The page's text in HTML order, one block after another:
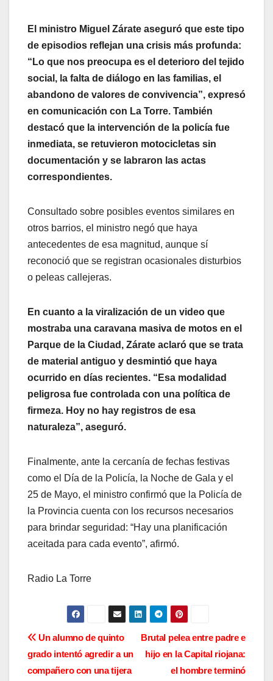
El ministro Miguel Zárate aseguró que este tipo
de episodios reflejan una crisis más profunda:
“Lo que nos preocupa es el deterioro del tejido
social, la falta de diálogo en las familias, el
abandono de valores de convivencia”, expresó
en comunicación con La Torre. También
destacó que la intervención de la policía fue
inmediata, se retuvieron motocicletas sin
documentación y se labraron las actas
correspondientes.
Consultado sobre posibles eventos similares en
otros barrios, el ministro negó que haya
antecedentes de esa magnitud, aunque sí
reconoció que se registran ocasionales disturbios
o peleas callejeras.
En cuanto a la viralización de un video que
mostraba una caravana masiva de motos en el
Parque de la Ciudad, Zárate aclaró que se trata
de material antiguo y desmintió que haya
ocurrido en días recientes. “Esa modalidad
peligrosa fue controlada con una política de
firmeza. Hoy no hay registros de esa
naturaleza”, aseguró.
Finalmente, ante la cercanía de fechas festivas
como el Día de la Policía, la Noche de Gala y el
25 de Mayo, el ministro confirmó que la Policía de
la Provincia cuenta con los recursos necesarios
para brindar seguridad: “Hay una planificación
aceitada para cada evento”, afirmó.
Radio La Torre
N
a
Brutal pelea entre padre e
hijo en la Capital riojana:
el hombre terminó
Un alumno de quinto
grado intentó agredir a un
compañero con una tijera